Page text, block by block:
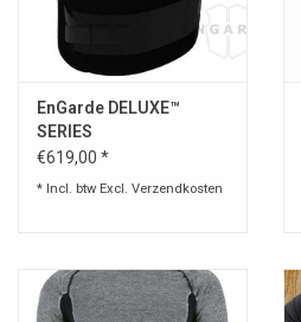
Speelgoed
Survival
EnGarde DELUXE™
SERIES
€619,00 *
* Incl. btw Excl. Verzendkosten